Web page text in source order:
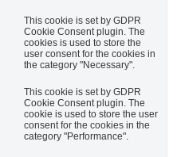
This cookie is set by GDPR
Cookie Consent plugin. The
cookies is used to store the
user consent for the cookies in
the category "Necessary".
This cookie is set by GDPR
Cookie Consent plugin. The
cookie is used to store the user
consent for the cookies in the
category "Performance".